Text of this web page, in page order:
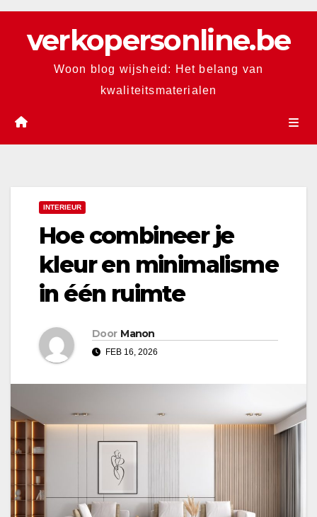
Skip
contentverkopersonline.be
Woon blog wijsheid: Het belang van
kwaliteitsmaterialen
INTERIEUR
Hoe combineer je
kleur en minimalisme
in één ruimte
Door Manon
FEB 16, 2026